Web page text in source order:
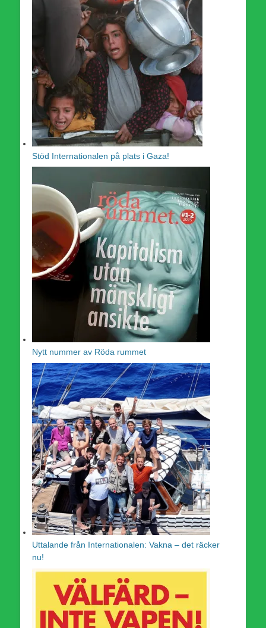
Stöd Internationalen på plats i Gaza!
Nytt nummer av Röda rummet
Uttalande från Internationalen: Vakna – det räcker
nu!